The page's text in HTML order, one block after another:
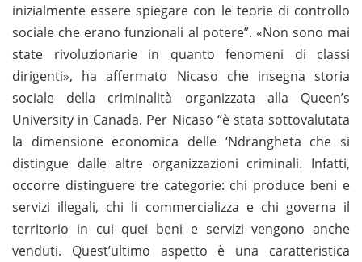
inizialmente essere spiegare con le teorie di controllo
sociale che erano funzionali al potere”. «Non sono mai
state rivoluzionarie in quanto fenomeni di classi
dirigenti», ha affermato Nicaso che insegna storia
sociale della criminalità organizzata alla Queen’s
University in Canada. Per Nicaso “è stata sottovalutata
la dimensione economica delle ‘Ndrangheta che si
distingue dalle altre organizzazioni criminali. Infatti,
occorre distinguere tre categorie: chi produce beni e
servizi illegali, chi li commercializza e chi governa il
territorio in cui quei beni e servizi vengono anche
venduti. Quest’ultimo aspetto è una caratteristica